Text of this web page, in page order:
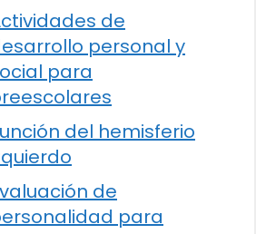
de
personal y
para
del hemisferio
de
para